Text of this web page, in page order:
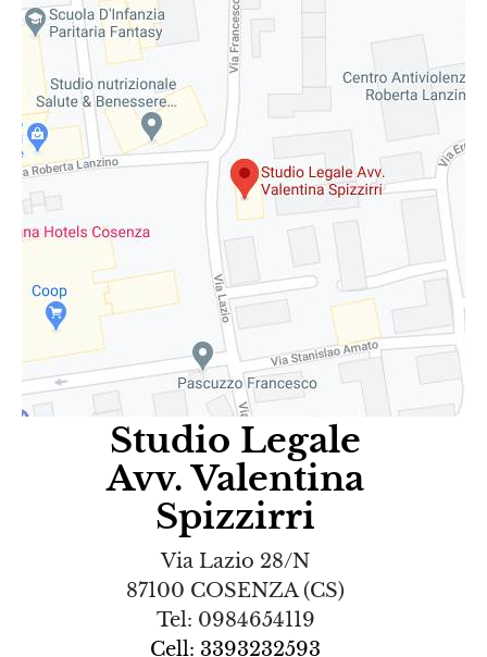
Studio Legale
Avv. Valentina
Spizzirri
Via Lazio 28/N
87100 COSENZA (CS)
Tel: 0984654119
Cell: 3393232593